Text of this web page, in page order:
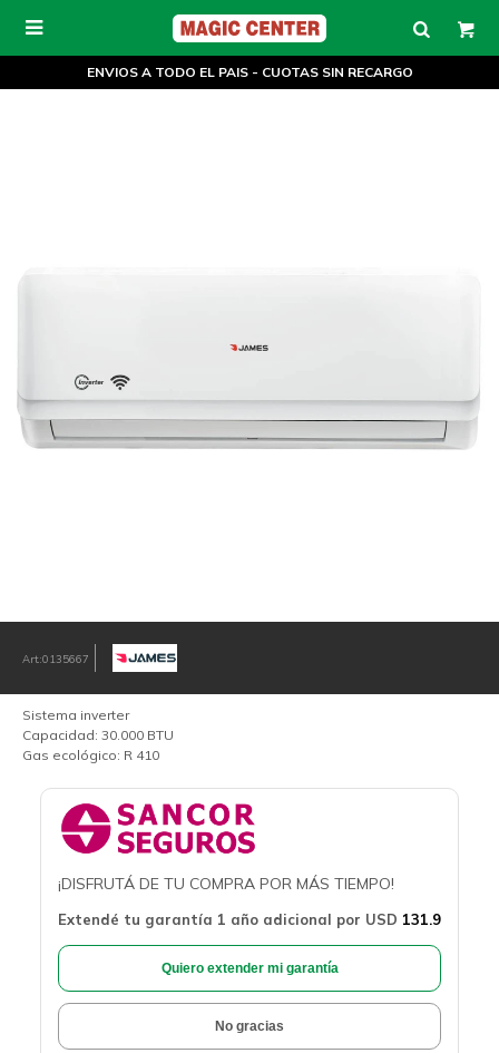

ENVIOS A TODO EL PAIS - CUOTAS SIN RECARGO
0135667
Sistema inverter
Capacidad: 30.000 BTU
Gas ecológico: R 410
¡DISFRUTÁ DE TU COMPRA POR MÁS TIEMPO!
Extendé tu garantía 1 año adicional por USD 131.9
Quiero extender mi garantía
No gracias